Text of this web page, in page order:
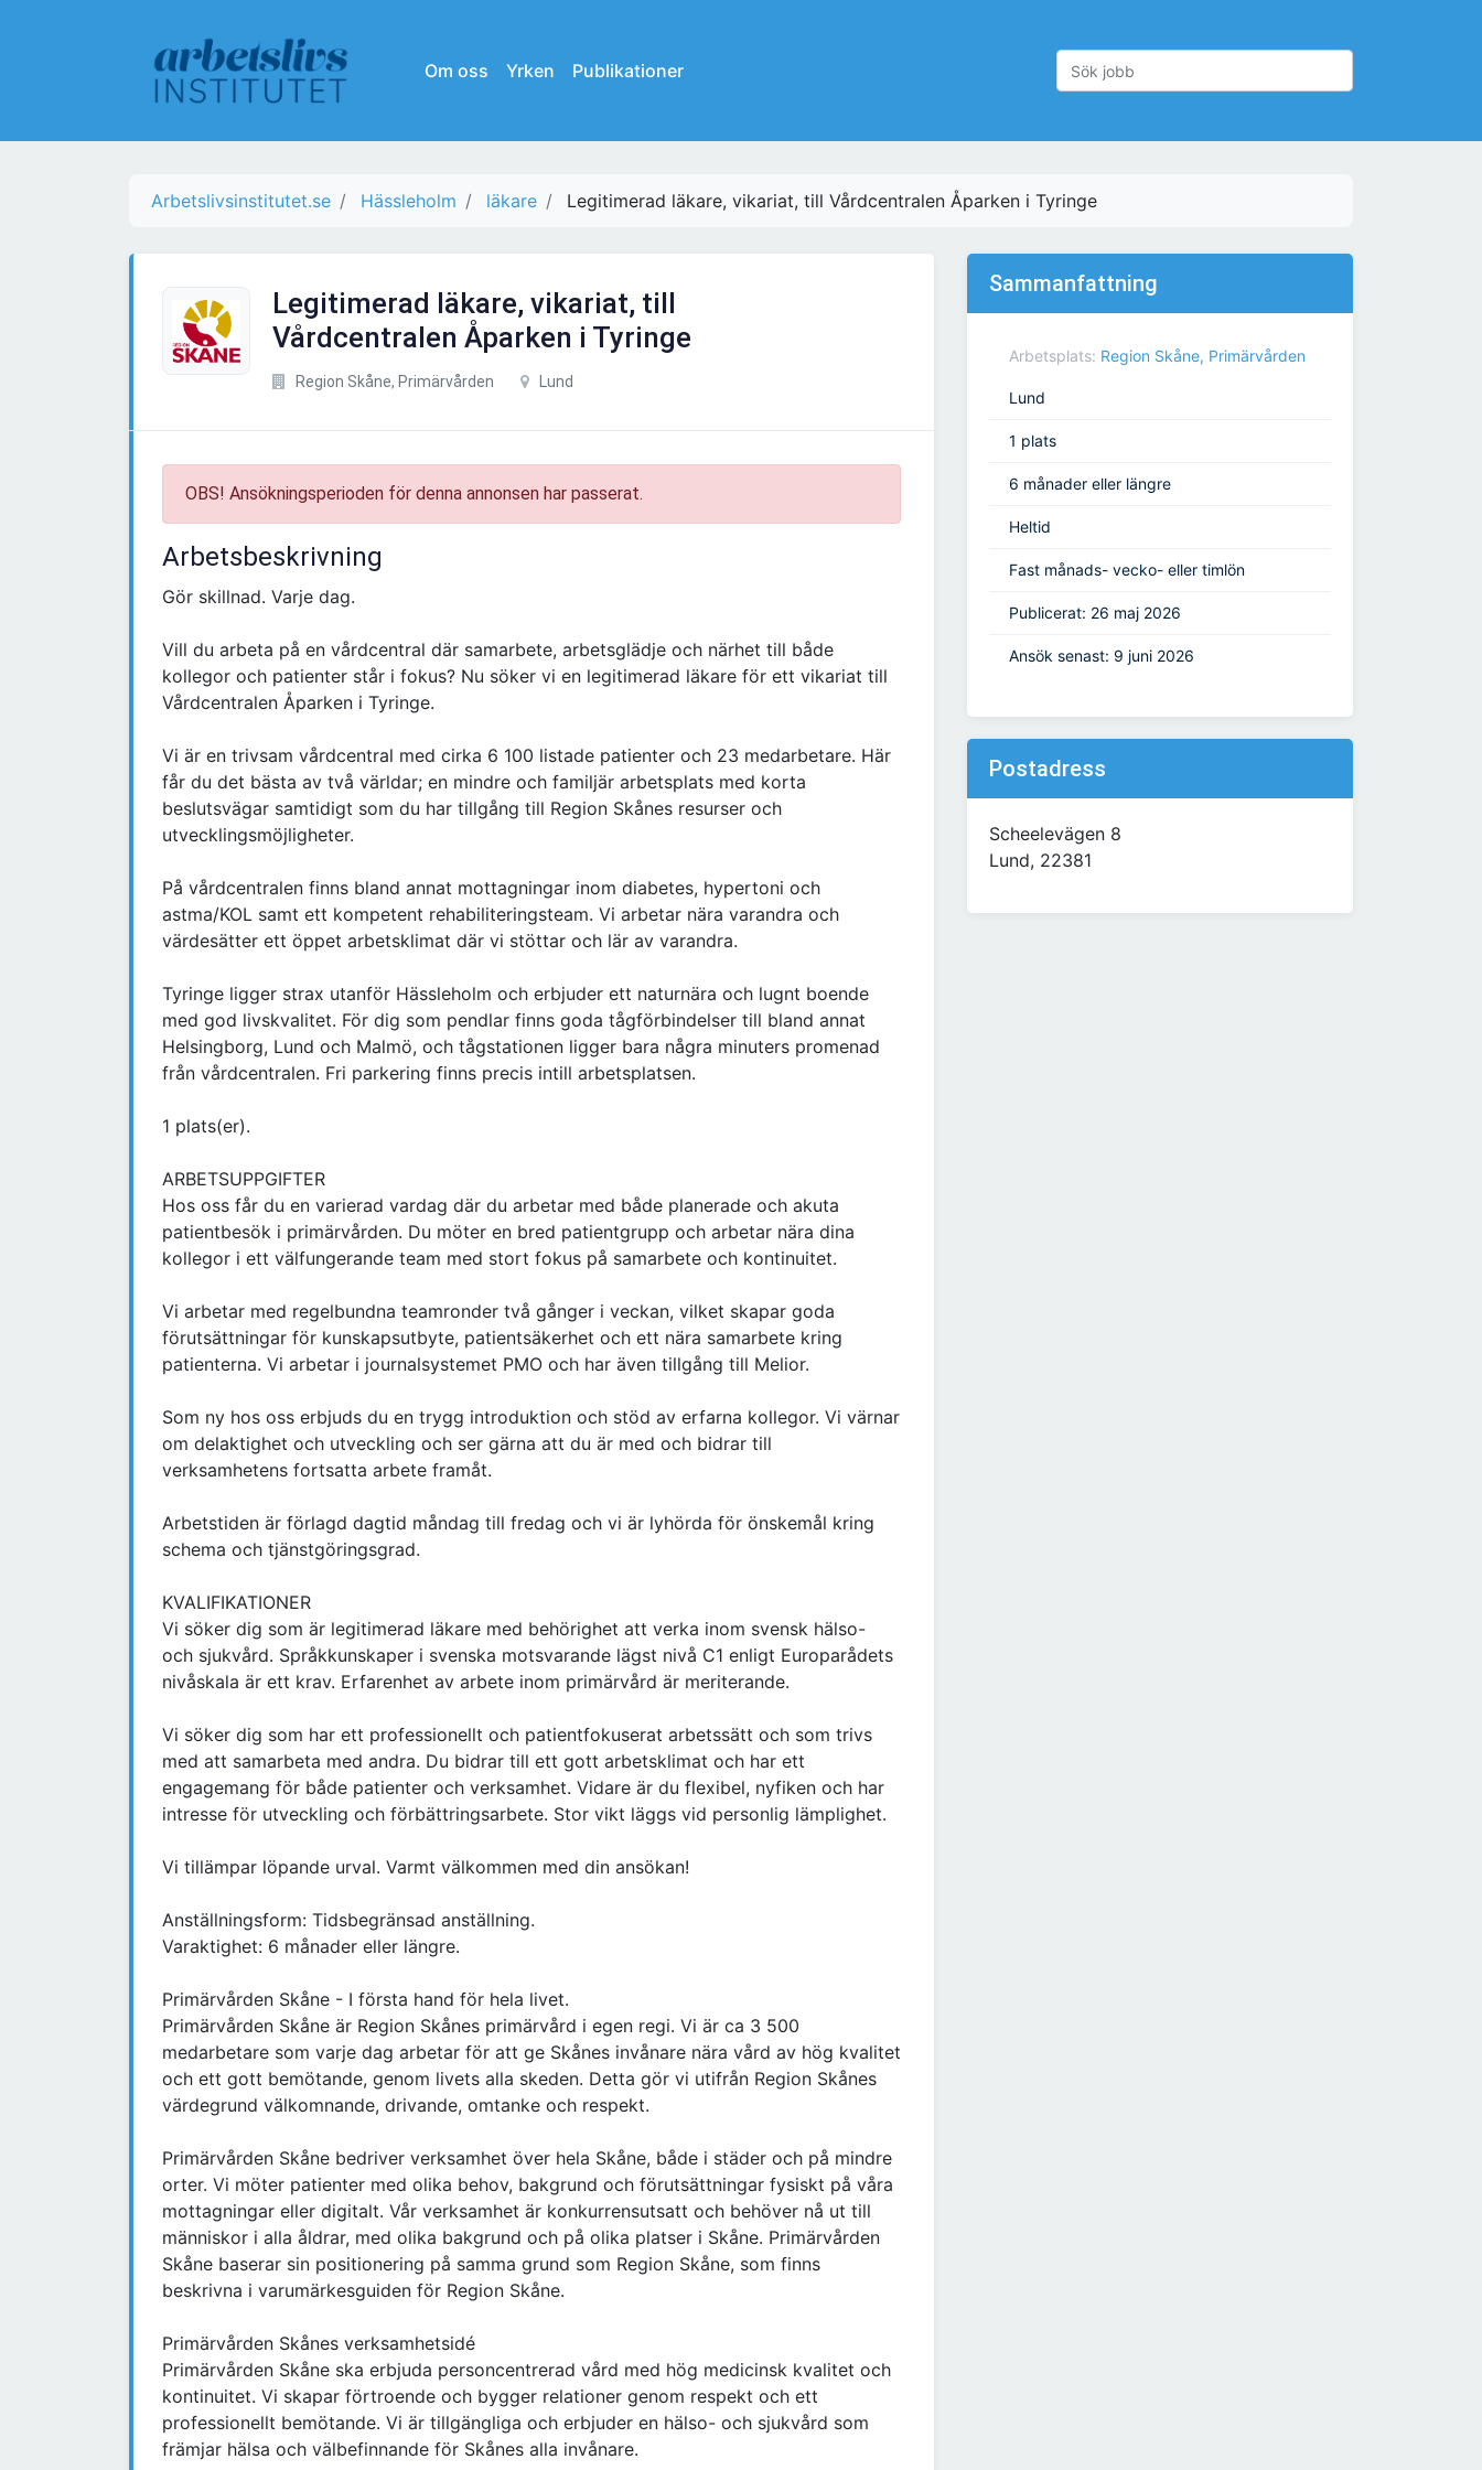
Om oss Yrken Publikationer
Arbetslivsinstitutet.se Hässleholm läkare Legitimerad läkare, vikariat, till Vårdcentralen Åparken i Tyringe
Legitimerad läkare, vikariat, till
Vårdcentralen Åparken i Tyringe
Region Skåne, Primärvården Lund
OBS! Ansökningsperioden för denna annonsen har passerat.
Arbetsbeskrivning
Gör skillnad. Varje dag.
Vill du arbeta på en vårdcentral där samarbete, arbetsglädje och närhet till både
kollegor och patienter står i fokus? Nu söker vi en legitimerad läkare för ett vikariat till
Vårdcentralen Åparken i Tyringe.
Vi är en trivsam vårdcentral med cirka 6 100 listade patienter och 23 medarbetare. Här
får du det bästa av två världar; en mindre och familjär arbetsplats med korta
beslutsvägar samtidigt som du har tillgång till Region Skånes resurser och
utvecklingsmöjligheter.
På vårdcentralen finns bland annat mottagningar inom diabetes, hypertoni och
astma/KOL samt ett kompetent rehabiliteringsteam. Vi arbetar nära varandra och
värdesätter ett öppet arbetsklimat där vi stöttar och lär av varandra.
Tyringe ligger strax utanför Hässleholm och erbjuder ett naturnära och lugnt boende
med god livskvalitet. För dig som pendlar finns goda tågförbindelser till bland annat
Helsingborg, Lund och Malmö, och tågstationen ligger bara några minuters promenad
från vårdcentralen. Fri parkering finns precis intill arbetsplatsen.
1 plats(er).
ARBETSUPPGIFTER
Hos oss får du en varierad vardag där du arbetar med både planerade och akuta
patientbesök i primärvården. Du möter en bred patientgrupp och arbetar nära dina
kollegor i ett välfungerande team med stort fokus på samarbete och kontinuitet.
Vi arbetar med regelbundna teamronder två gånger i veckan, vilket skapar goda
förutsättningar för kunskapsutbyte, patientsäkerhet och ett nära samarbete kring
patienterna. Vi arbetar i journalsystemet PMO och har även tillgång till Melior.
Som ny hos oss erbjuds du en trygg introduktion och stöd av erfarna kollegor. Vi värnar
om delaktighet och utveckling och ser gärna att du är med och bidrar till
verksamhetens fortsatta arbete framåt.
Arbetstiden är förlagd dagtid måndag till fredag och vi är lyhörda för önskemål kring
schema och tjänstgöringsgrad.
KVALIFIKATIONER
Vi söker dig som är legitimerad läkare med behörighet att verka inom svensk hälso-
och sjukvård. Språkkunskaper i svenska motsvarande lägst nivå C1 enligt Europarådets
nivåskala är ett krav. Erfarenhet av arbete inom primärvård är meriterande.
Vi söker dig som har ett professionellt och patientfokuserat arbetssätt och som trivs
med att samarbeta med andra. Du bidrar till ett gott arbetsklimat och har ett
engagemang för både patienter och verksamhet. Vidare är du flexibel, nyfiken och har
intresse för utveckling och förbättringsarbete. Stor vikt läggs vid personlig lämplighet.
Vi tillämpar löpande urval. Varmt välkommen med din ansökan!
Anställningsform: Tidsbegränsad anställning.
Varaktighet: 6 månader eller längre.
Primärvården Skåne - I första hand för hela livet.
Primärvården Skåne är Region Skånes primärvård i egen regi. Vi är ca 3 500
medarbetare som varje dag arbetar för att ge Skånes invånare nära vård av hög kvalitet
och ett gott bemötande, genom livets alla skeden. Detta gör vi utifrån Region Skånes
värdegrund välkomnande, drivande, omtanke och respekt.
Primärvården Skåne bedriver verksamhet över hela Skåne, både i städer och på mindre
orter. Vi möter patienter med olika behov, bakgrund och förutsättningar fysiskt på våra
mottagningar eller digitalt. Vår verksamhet är konkurrensutsatt och behöver nå ut till
människor i alla åldrar, med olika bakgrund och på olika platser i Skåne. Primärvården
Skåne baserar sin positionering på samma grund som Region Skåne, som finns
beskrivna i varumärkesguiden för Region Skåne.
Primärvården Skånes verksamhetsidé
Primärvården Skåne ska erbjuda personcentrerad vård med hög medicinsk kvalitet och
kontinuitet. Vi skapar förtroende och bygger relationer genom respekt och ett
professionellt bemötande. Vi är tillgängliga och erbjuder en hälso- och sjukvård som
främjar hälsa och välbefinnande för Skånes alla invånare.
Sammanfattning
Arbetsplats: Region Skåne, Primärvården
Lund
1 plats
6 månader eller längre
Heltid
Fast månads- vecko- eller timlön
Publicerat: 26 maj 2026
Ansök senast: 9 juni 2026
Postadress
Scheelevägen 8
Lund, 22381